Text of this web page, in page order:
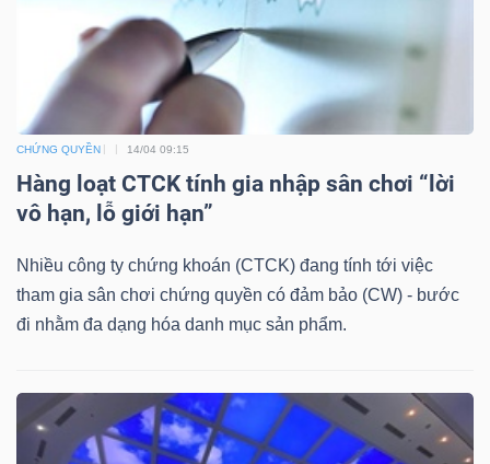
CHỨNG QUYỀN 14/04 09:15
Hàng loạt CTCK tính gia nhập sân chơi “lời
vô hạn, lỗ giới hạn”
Nhiều công ty chứng khoán (CTCK) đang tính tới việc
tham gia sân chơi chứng quyền có đảm bảo (CW) - bước
đi nhằm đa dạng hóa danh mục sản phẩm.
THÔNG
TIN
DỊCH
VỤ
TRUYỀN
THÔNG
TIỆN